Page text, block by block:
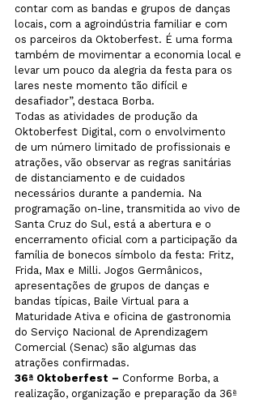
contar com as bandas e grupos de danças
locais, com a agroindústria familiar e com
os parceiros da Oktoberfest. É uma forma
também de movimentar a economia local e
levar um pouco da alegria da festa para os
lares neste momento tão difícil e
desafiador”, destaca Borba.
Todas as atividades de produção da
Oktoberfest Digital, com o envolvimento
de um número limitado de profissionais e
atrações, vão observar as regras sanitárias
de distanciamento e de cuidados
necessários durante a pandemia. Na
programação on-line, transmitida ao vivo de
Santa Cruz do Sul, está a abertura e o
encerramento oficial com a participação da
família de bonecos símbolo da festa: Fritz,
Frida, Max e Milli. Jogos Germânicos,
apresentações de grupos de danças e
bandas típicas, Baile Virtual para a
Maturidade Ativa e oficina de gastronomia
do Serviço Nacional de Aprendizagem
Comercial (Senac) são algumas das
atrações confirmadas.
36ª Oktoberfest – Conforme Borba, a
realização, organização e preparação da 36ª